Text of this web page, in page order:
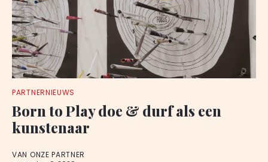
PARTNERNIEUWS
Born to Play doe & durf als een
kunstenaar
VAN ONZE PARTNER